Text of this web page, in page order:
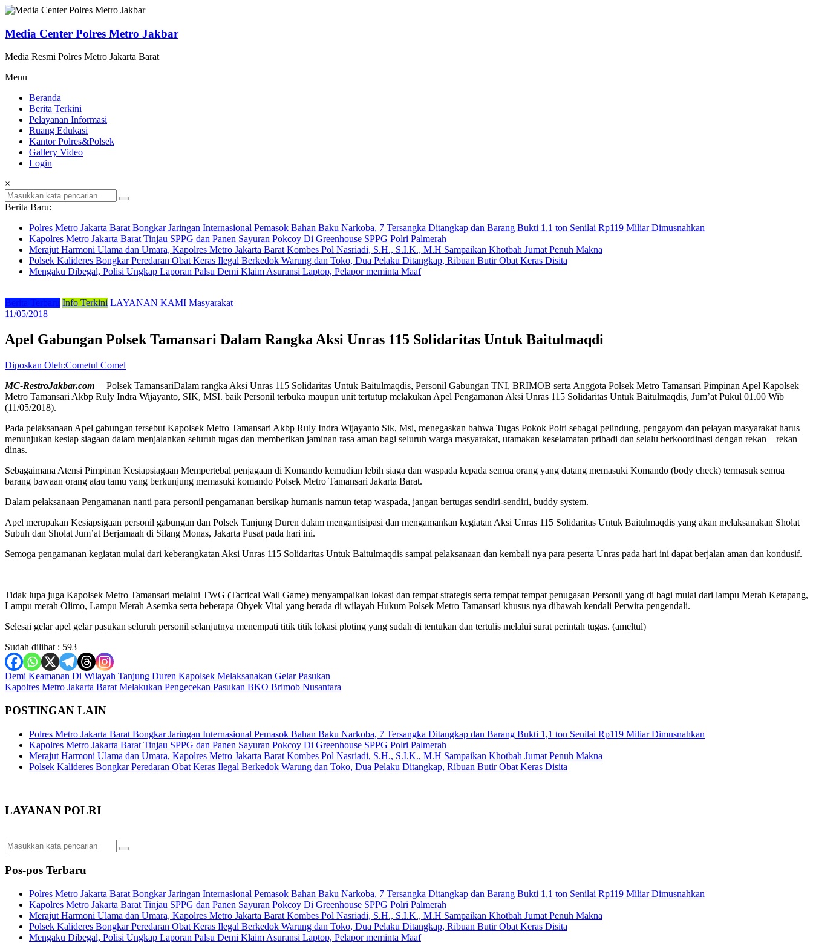
Lompat
konten
Media Center Polres Metro Jakbar
Media Resmi Polres Metro Jakarta Barat
Menu
Beranda
Berita Terkini
Pelayanan Informasi
Ruang Edukasi
Kantor Polres&Polsek
Gallery Video
Login
×
Berita Baru:
Polres Metro Jakarta Barat Bongkar Jaringan Internasional Pemasok Bahan Baku Narkoba, 7 Tersangka Ditangkap dan Barang Bukti 1,1 ton Senilai Rp119 Miliar Dimusnahkan
Kapolres Metro Jakarta Barat Tinjau SPPG dan Panen Sayuran Pokcoy Di Greenhouse SPPG Polri Palmerah
Merajut Harmoni Ulama dan Umara, Kapolres Metro Jakarta Barat Kombes Pol Nasriadi, S.H., S.I.K., M.H Sampaikan Khotbah Jumat Penuh Makna
Polsek Kalideres Bongkar Peredaran Obat Keras Ilegal Berkedok Warung dan Toko, Dua Pelaku Ditangkap, Ribuan Butir Obat Keras Disita
Mengaku Dibegal, Polisi Ungkap Laporan Palsu Demi Klaim Asuransi Laptop, Pelapor meminta Maaf
Berita Terbaru Info Terkini LAYANAN KAMI Masyarakat
11/05/2018
Apel Gabungan Polsek Tamansari Dalam Rangka Aksi Unras 115 Solidaritas Untuk Baitulmaqdi
Diposkan Oleh:Cometul Comel
MC-RestroJakbar.com – Polsek TamansariDalam rangka Aksi Unras 115 Solidaritas Untuk Baitulmaqdis, Personil Gabungan TNI, BRIMOB serta Anggota Polsek Metro Tamansari Pimpinan Apel Kapolsek
Metro Tamansari Akbp Ruly Indra Wijayanto, SIK, MSI. baik Personil terbuka maupun unit tertutup melakukan Apel Pengamanan Aksi Unras 115 Solidaritas Untuk Baitulmaqdis, Jum’at Pukul 01.00 Wib
(11/05/2018).
Pada pelaksanaan Apel gabungan tersebut Kapolsek Metro Tamansari Akbp Ruly Indra Wijayanto Sik, Msi, menegaskan bahwa Tugas Pokok Polri sebagai pelindung, pengayom dan pelayan masyarakat harus
menunjukan kesiap siagaan dalam menjalankan seluruh tugas dan memberikan jaminan rasa aman bagi seluruh warga masyarakat, utamakan keselamatan pribadi dan selalu berkoordinasi dengan rekan – rekan
dinas.
Sebagaimana Atensi Pimpinan Kesiapsiagaan Mempertebal penjagaan di Komando kemudian lebih siaga dan waspada kepada semua orang yang datang memasuki Komando (body check) termasuk semua
barang bawaan orang atau tamu yang berkunjung memasuki komando Polsek Metro Tamansari Jakarta Barat.
Dalam pelaksanaan Pengamanan nanti para personil pengamanan bersikap humanis namun tetap waspada, jangan bertugas sendiri-sendiri, buddy system.
Apel merupakan Kesiapsigaan personil gabungan dan Polsek Tanjung Duren dalam mengantisipasi dan mengamankan kegiatan Aksi Unras 115 Solidaritas Untuk Baitulmaqdis yang akan melaksanakan Sholat
Subuh dan Sholat Jum’at Berjamaah di Silang Monas, Jakarta Pusat pada hari ini.
Semoga pengamanan kegiatan mulai dari keberangkatan Aksi Unras 115 Solidaritas Untuk Baitulmaqdis sampai pelaksanaan dan kembali nya para peserta Unras pada hari ini dapat berjalan aman dan kondusif.
Tidak lupa juga Kapolsek Metro Tamansari melalui TWG (Tactical Wall Game) menyampaikan lokasi dan tempat strategis serta tempat tempat penugasan Personil yang di bagi mulai dari lampu Merah Ketapang,
Lampu merah Olimo, Lampu Merah Asemka serta beberapa Obyek Vital yang berada di wilayah Hukum Polsek Metro Tamansari khusus nya dibawah kendali Perwira pengendali.
Selesai gelar apel gelar pasukan seluruh personil selanjutnya menempati titik titik lokasi ploting yang sudah di tentukan dan tertulis melalui surat perintah tugas. (ameltul)
Sudah dilihat : 593
Navigasi
pos
Demi Keamanan Di Wilayah Tanjung Duren Kapolsek Melaksanakan Gelar Pasukan
Kapolres Metro Jakarta Barat Melakukan Pengecekan Pasukan BKO Brimob Nusantara
POSTINGAN LAIN
Polres Metro Jakarta Barat Bongkar Jaringan Internasional Pemasok Bahan Baku Narkoba, 7 Tersangka Ditangkap dan Barang Bukti 1,1 ton Senilai Rp119 Miliar Dimusnahkan
Kapolres Metro Jakarta Barat Tinjau SPPG dan Panen Sayuran Pokcoy Di Greenhouse SPPG Polri Palmerah
Merajut Harmoni Ulama dan Umara, Kapolres Metro Jakarta Barat Kombes Pol Nasriadi, S.H., S.I.K., M.H Sampaikan Khotbah Jumat Penuh Makna
Polsek Kalideres Bongkar Peredaran Obat Keras Ilegal Berkedok Warung dan Toko, Dua Pelaku Ditangkap, Ribuan Butir Obat Keras Disita
LAYANAN POLRI
Pos-pos Terbaru
Polres Metro Jakarta Barat Bongkar Jaringan Internasional Pemasok Bahan Baku Narkoba, 7 Tersangka Ditangkap dan Barang Bukti 1,1 ton Senilai Rp119 Miliar Dimusnahkan
Kapolres Metro Jakarta Barat Tinjau SPPG dan Panen Sayuran Pokcoy Di Greenhouse SPPG Polri Palmerah
Merajut Harmoni Ulama dan Umara, Kapolres Metro Jakarta Barat Kombes Pol Nasriadi, S.H., S.I.K., M.H Sampaikan Khotbah Jumat Penuh Makna
Polsek Kalideres Bongkar Peredaran Obat Keras Ilegal Berkedok Warung dan Toko, Dua Pelaku Ditangkap, Ribuan Butir Obat Keras Disita
Mengaku Dibegal, Polisi Ungkap Laporan Palsu Demi Klaim Asuransi Laptop, Pelapor meminta Maaf